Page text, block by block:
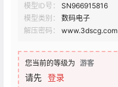
模型ID号：
SN966915816
模型类别：
数码电子
解压密码：
www.3dscg.com
您当前的等级为 游客
请先 登录